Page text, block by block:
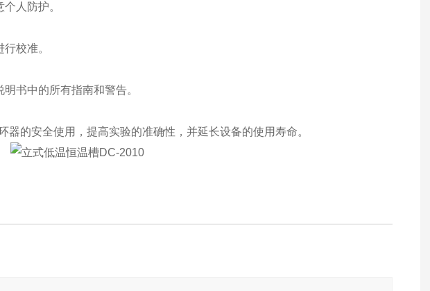
人防护。
校准。
书中的所有指南和警告。
的安全使用，提高实验的准确性，并延长设备的使用寿命。